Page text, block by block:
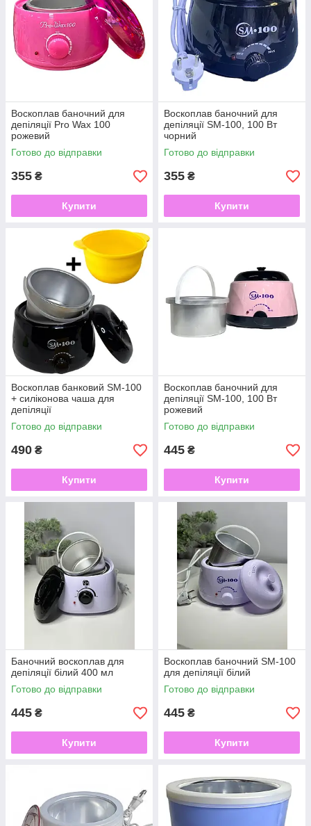
Воскоплав баночний для
депіляції Pro Wax 100
рожевий
Готово до відправки
355 ₴
Купити
Воскоплав баночний для
депіляції SM-100, 100 Вт
чорний
Готово до відправки
355 ₴
Купити
Воскоплав банковий SM-100
+ силіконова чаша для
депіляції
Готово до відправки
490 ₴
Купити
Воскоплав баночний для
депіляції SM-100, 100 Вт
рожевий
Готово до відправки
445 ₴
Купити
Баночний воскоплав для
депіляції білий 400 мл
Готово до відправки
445 ₴
Купити
Воскоплав баночний SM-100
для депіляції білий
Готово до відправки
445 ₴
Купити